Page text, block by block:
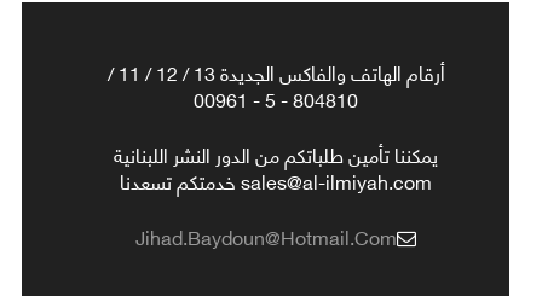
أرقام الهاتف والفاكس الجديدة 13 / 12 / 11 /
804810 - 5 - 00961
يمكننا تأمين طلباتكم من الدور النشر اللبنانية
sales@al-ilmiyah.com خدمتكم تسعدنا
Jihad.baydoun@hotmail.com